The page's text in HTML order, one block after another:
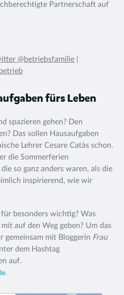
Partnerschaft auf
@betriebsfamilie
fürs Leben
spazieren gehen? Den
Das sollen Hausaufgaben
Lehrer Cesare Catàs schon.
die Sommerferien
die so ganz anders waren, als die
inspirierend, wie wir
besonders wichtig? Was
auf den Weg geben? Um das
gemeinsam mit Bloggerin Frau
dem Hashtag
auf.